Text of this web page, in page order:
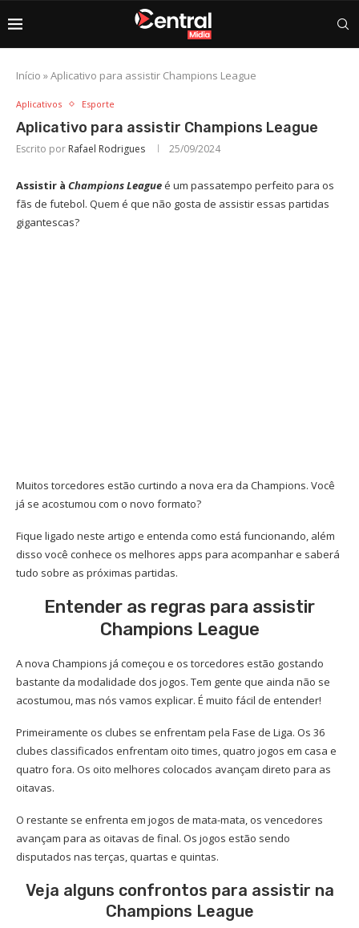
Início »Aplicativo para assistir Champions League
Aplicativos Esporte
Aplicativo para assistir Champions League
Escrito por Rafael Rodrigues 25/09/2024
Assistir à Champions Leagueé um passatempo perfeito para os
fãs de futebol. Quem é que não gosta de assistir essas partidas
gigantescas?
Muitos torcedores estão curtindo a nova era da Champions. Você
já se acostumou com o novo formato?
Fique ligado neste artigo e entenda como está funcionando, além
disso você conhece os melhores apps para acompanhar e saberá
tudo sobre as próximas partidas.
Entender as regras para assistir
Champions League
A nova Champions já começou e os torcedores estão gostando
bastante da modalidade dos jogos. Tem gente que ainda não se
acostumou, mas nós vamos explicar. É muito fácil de entender!
Primeiramente os clubes se enfrentam pela Fase de Liga. Os 36
clubes classificados enfrentam oito times, quatro jogos em casa e
quatro fora. Os oito melhores colocados avançam direto para as
oitavas.
O restante se enfrenta em jogos de mata-mata, os vencedores
avançam para as oitavas de final. Os jogos estão sendo
disputados nas terças, quartas e quintas.
Veja alguns confrontos para assistir na
Champions League